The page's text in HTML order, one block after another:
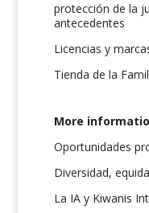
protección de la
antecedentes
Licencias y
Tienda de la
More
Oportunidades
Diversidad,
La IA y Kiwanis